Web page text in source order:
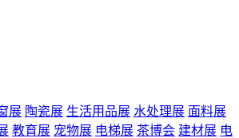
展 陶瓷展 生活用品展 水处理展 面料展
教育展 宠物展 电梯展 茶博会 建材展 电